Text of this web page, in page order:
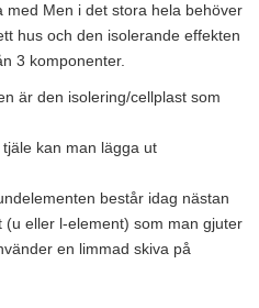
med Men i det stora hela behöver
hus och den isolerande effekten
3 komponenter.
är den isolering/cellplast som
kan man lägga ut
består idag nästan
(u eller l-element) som man gjuter
en limmad skiva på